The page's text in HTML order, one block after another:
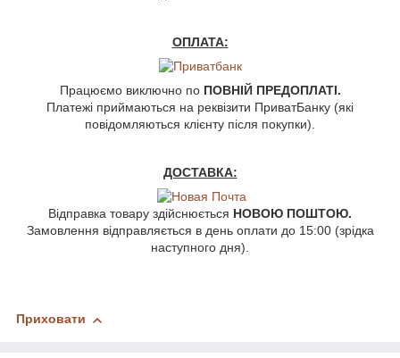
ОПЛАТА:
Працюємо виключно по ПОВНІЙ ПРЕДОПЛАТІ.
Платежі приймаються на реквізити ПриватБанку (які
повідомляються клієнту після покупки).
ДОСТАВКА:
Відправка товару здійснюється НОВОЮ ПОШТОЮ.
Замовлення відправляється в день оплати до 15:00 (зрідка
наступного дня).
Приховати